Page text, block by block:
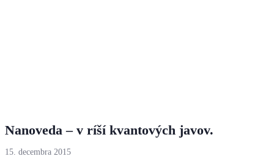
Nanoveda – v ríší kvantových javov.
15. decembra 2015